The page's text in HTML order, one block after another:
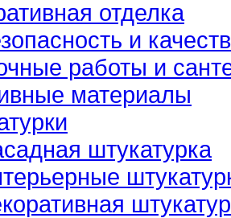
отделка
и
работы и
материалы
штукатурка